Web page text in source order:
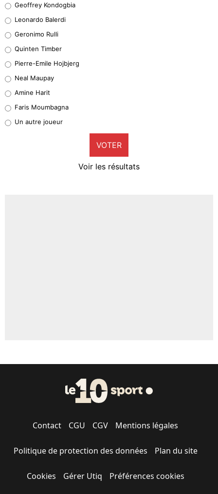
38%
32%
5%
1%
9%
Geoffrey Kondogbia
Leonardo Balerdi
Geronimo Rulli
Quinten Timber
Pierre-Emile Hojbjerg
Neal Maupay
Amine Harit
Faris Moumbagna
Un autre joueur
VOTER
Voir les résultats
Contact CGU CGV Mentions légales
Politique de protection des données Plan du site
Cookies Gérer Utiq Préférences cookies